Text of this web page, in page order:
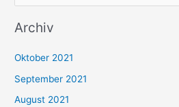
c
n
n
Archiv
Oktober 2021
September 2021
August 2021